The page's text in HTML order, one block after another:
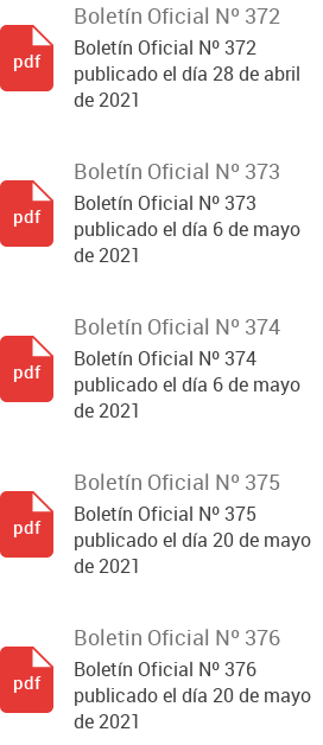
Boletín Oficial Nº 372
Boletín Oficial Nº 372
publicado el día 28 de abril
de 2021
pdf
Boletín Oficial Nº 373
Boletín Oficial Nº 373
publicado el día 6 de mayo
de 2021
pdf
Boletín Oficial Nº 374
Boletín Oficial Nº 374
publicado el día 6 de mayo
de 2021
pdf
Boletín Oficial Nº 375
Boletín Oficial Nº 375
publicado el día 20 de mayo
de 2021
pdf
Boletin Oficial Nº 376
Boletín Oficial Nº 376
publicado el día 20 de mayo
de 2021
pdf